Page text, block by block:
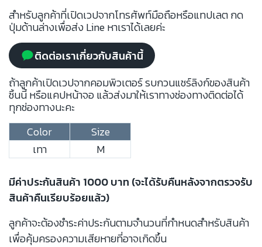
สำหรับลูกค้าที่เปิดเวปจากโทรศัพท์มือถือหรือแทปเลต กด
ปุ่มด้านล่างเพื่อส่ง Line หาเราได้เลยค่ะ
ติดต่อเราเกี่ยวกับสินค้านี้
ถ้าลูกค้าเปิดเวปจากคอมพิวเตอร์ รบกวนแชร์ลิงก์ของสินค้า
ชิ้นนี้ หรือแคปหน้าจอ แล้วส่งมาให้เราทางช่องทางติดต่อได้
ทุกช่องทางนะคะ
Color
Size
เทา
M
มีค่าประกันสินค้า 1000 บาท (จะได้รับคืนหลังจากตรวจรับ
สินค้าคืนเรียบร้อยแล้ว)
ลูกค้าจะต้องชำระค่าประกันตามจำนวนที่กำหนดสำหรับสินค้า
เพื่อคุ้มครองความเสียหายที่อาจเกิดขึ้น